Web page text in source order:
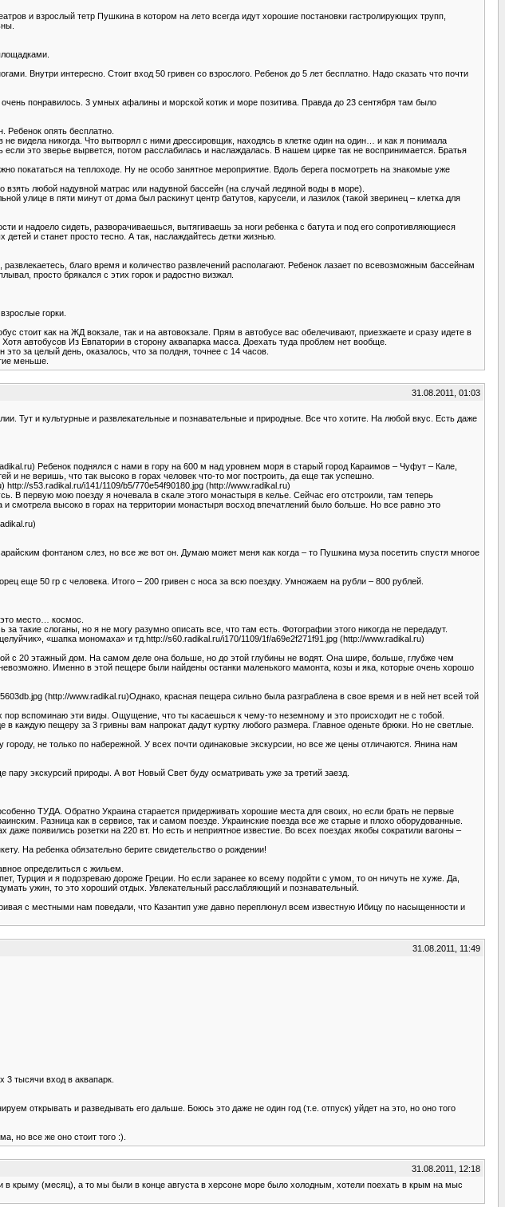
и взрослый тетр Пушкина в котором на лето всегда идут хорошие постановки гастролирующих трупп,
Внутри интересно. Стоит вход 50 гривен со взрослого. Ребенок до 5 лет бесплатно. Надо сказать что почти
понравилось. 3 умных афалины и морской котик и море позитива. Правда до 23 сентября там было
Ребенок опять бесплатно.
видела никогда. Что вытворял с ними дрессировщик, находясь в клетке один на один… и как я понимала
это зверье вырвется, потом расслабилась и наслаждалась. В нашем цирке так не воспринимается. Братья
покататься на теплоходе. Ну не особо занятное мероприятие. Вдоль берега посмотреть на знакомые уже
любой надувной матрас или надувной бассейн (на случай ледяной воды в море).
улице в пяти минут от дома был раскинут центр батутов, карусели, и лазилок (такой зверинец – клетка для
и надоело сидеть, разворачиваешься, вытягиваешь за ноги ребенка с батута и под его сопротивляющиеся
и станет просто тесно. А так, наслаждайтесь детки жизнью.
благо время и количество развлечений располагают. Ребенок лазает по всевозможным бассейнам
просто брякался с этих горок и радостно визжал.
горки.
стоит как на ЖД вокзале, так и на автовокзале. Прям в автобусе вас обелечивают, приезжаете и сразу идете в
автобусов Из Евпатории в сторону аквапарка масса. Доехать туда проблем нет вообще.
за целый день, оказалось, что за полдня, точнее с 14 часов.
меньше.
31.08.2011, 01:03
Тут и культурные и развлекательные и познавательные и природные. Все что хотите. На любой вкус. Есть даже
Ребенок поднялся с нами в гору на 600 м над уровнем моря в старый город Караимов – Чуфут – Кале,
не веришь, что так высоко в горах человек что-то мог построить, да еще так успешно.
s53.radikal.ru/i141/1109/b5/770e54f90180.jpg (http://www.radikal.ru)
В первую мою поезду я ночевала в скале этого монастыря в келье. Сейчас его отстроили, там теперь
смотрела высоко в горах на территории монастыря восход впечатлений было больше. Но все равно это
фонтаном слез, но все же вот он. Думаю может меня как когда – то Пушкина муза посетить спустя многое
еще 50 гр с человека. Итого – 200 гривен с носа за всю поездку. Умножаем на рубли – 800 рублей.
место… космос.
слоганы, но я не могу разумно описать все, что там есть. Фотографии этого никогда не передадут.
«шапка мономаха» и тд.http://s60.radikal.ru/i170/1109/1f/a69e2f271f91.jpg (http://www.radikal.ru)
с 20 этажный дом. На самом деле она больше, но до этой глубины не водят. Она шире, больше, глубже чем
Именно в этой пещере были найдены останки маленького мамонта, козы и яка, которые очень хорошо
(http://www.radikal.ru)Однако, красная пещера сильно была разграблена в свое время и в ней нет всей той
вспоминаю эти виды. Ощущение, что ты касаешься к чему-то неземному и это происходит не с тобой.
пещеру за 3 гривны вам напрокат дадут куртку любого размера. Главное оденьте брюки. Но не светлые.
не только по набережной. У всех почти одинаковые экскурсии, но все же цены отличаются. Янина нам
экскурсий природы. А вот Новый Свет буду осматривать уже за третий заезд.
ТУДА. Обратно Украина старается придерживать хорошие места для своих, но если брать не первые
Разница как в сервисе, так и самом поезде. Украинские поезда все же старые и плохо оборудованные.
появились розетки на 220 вт. Но есть и неприятное известие. Во всех поездах якобы сократили вагоны –
На ребенка обязательно берите свидетельство о рождении!
определиться с жильем.
Турция и я подозреваю дороже Греции. Но если заранее ко всему подойти с умом, то он ничуть не хуже. Да,
ужин, то это хороший отдых. Увлекательный расслабляющий и познавательный.
с местными нам поведали, что Казантип уже давно переплюнул всем известную Ибицу по насыщенности и
31.08.2011, 11:49
3 тысячи вход в аквапарк.
открывать и разведывать его дальше. Боюсь это даже не один год (т.е. отпуск) уйдет на это, но оно того
но все же оно стоит того :).
31.08.2011, 12:18
крыму (месяц), а то мы были в конце августа в херсоне море было холодным, хотели поехать в крым на мыс